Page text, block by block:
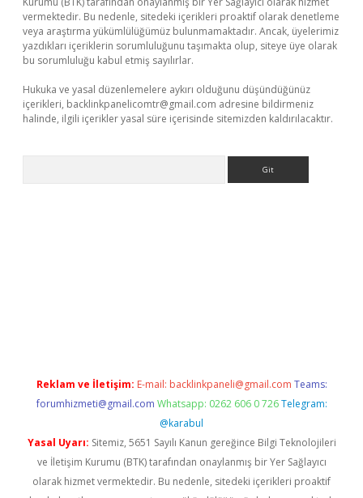
vermektedir. Bu nedenle, sitedeki içerikleri proaktif olarak denetleme
veya araştırma yükümlülüğümüz bulunmamaktadır. Ancak, üyelerimiz
yazdıkları içeriklerin sorumluluğunu taşımakta olup, siteye üye olarak
bu sorumluluğu kabul etmiş sayılırlar.
Hukuka ve yasal düzenlemelere aykırı olduğunu düşündüğünüz
içerikleri, backlinkpanelicomtr@gmail.com adresine bildirmeniz
halinde, ilgili içerikler yasal süre içerisinde sitemizden kaldırılacaktır.
Reklam ve İletişim: E-mail: backlinkpaneli@gmail.com Teams:
forumhizmeti@gmail.com Whatsapp: 0262 606 0 726 Telegram:
@karabul
Yasal Uyarı: Sitemiz, 5651 Sayılı Kanun gereğince Bilgi Teknolojileri
ve İletişim Kurumu (BTK) tarafından onaylanmış bir Yer Sağlayıcı
olarak hizmet vermektedir. Bu nedenle, sitedeki içerikleri proaktif